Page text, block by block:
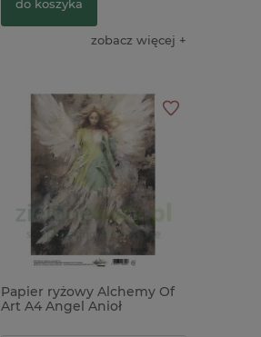
do koszyka
zobacz więcej
Papier ryżowy Alchemy Of
Art A4 Angel Anioł